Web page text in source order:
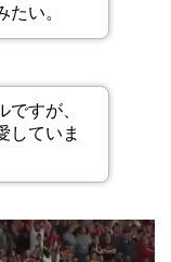
い。
すが、
していま